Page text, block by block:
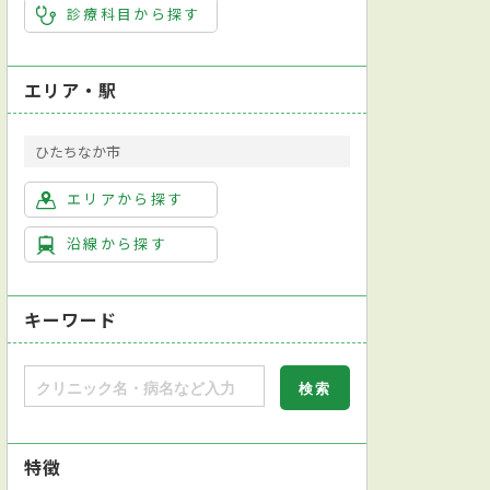
診療科目から探す
エリア・駅
ひたちなか市
エリアから探す
沿線から探す
キーワード
特徴